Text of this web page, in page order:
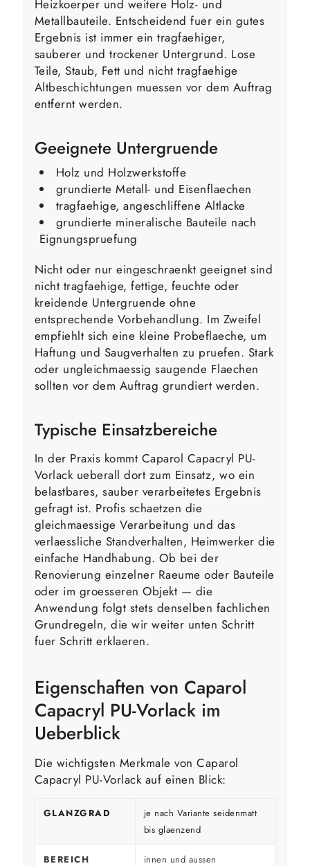
Heizkoerper und weitere Holz- und
Metallbauteile. Entscheidend fuer ein gutes
Ergebnis ist immer ein tragfaehiger,
sauberer und trockener Untergrund. Lose
Teile, Staub, Fett und nicht tragfaehige
Altbeschichtungen muessen vor dem Auftrag
entfernt werden.
Geeignete Untergruende
Holz und Holzwerkstoffe
grundierte Metall- und Eisenflaechen
tragfaehige, angeschliffene Altlacke
grundierte mineralische Bauteile nach
Eignungspruefung
Nicht oder nur eingeschraenkt geeignet sind
nicht tragfaehige, fettige, feuchte oder
kreidende Untergruende ohne
entsprechende Vorbehandlung. Im Zweifel
empfiehlt sich eine kleine Probeflaeche, um
Haftung und Saugverhalten zu pruefen. Stark
oder ungleichmaessig saugende Flaechen
sollten vor dem Auftrag grundiert werden.
Typische Einsatzbereiche
In der Praxis kommt Caparol Capacryl PU-
Vorlack ueberall dort zum Einsatz, wo ein
belastbares, sauber verarbeitetes Ergebnis
gefragt ist. Profis schaetzen die
gleichmaessige Verarbeitung und das
verlaessliche Standverhalten, Heimwerker die
einfache Handhabung. Ob bei der
Renovierung einzelner Raeume oder Bauteile
oder im groesseren Objekt — die
Anwendung folgt stets denselben fachlichen
Grundregeln, die wir weiter unten Schritt
fuer Schritt erklaeren.
Eigenschaften von Caparol
Capacryl PU-Vorlack im
Ueberblick
Die wichtigsten Merkmale von Caparol
Capacryl PU-Vorlack auf einen Blick:
GLANZGRAD
je nach Variante seidenmatt
bis glaenzend
BEREICH innen und aussen